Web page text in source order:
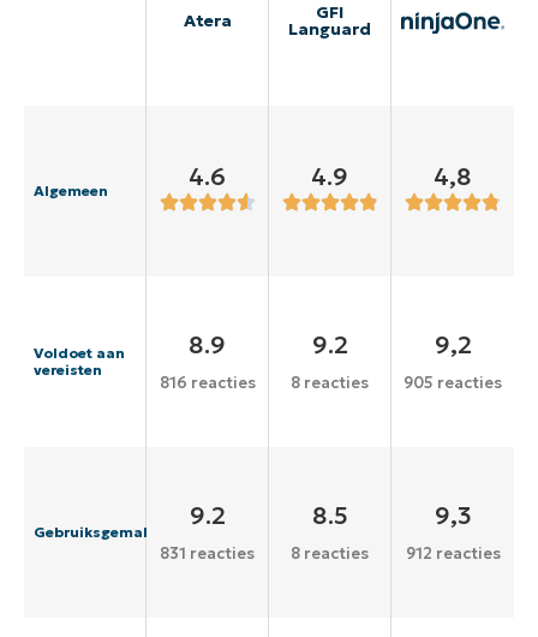
Atera GFI
Languard
Algemeen 4.6 4.9 4,8
Voldoet aan
vereisten
8.9
816 reacties
9.2
8 reacties
9,2
905 reacties
Gebruiksgemak
9.2
831 reacties
8.5
8 reacties
9,3
912 reacties